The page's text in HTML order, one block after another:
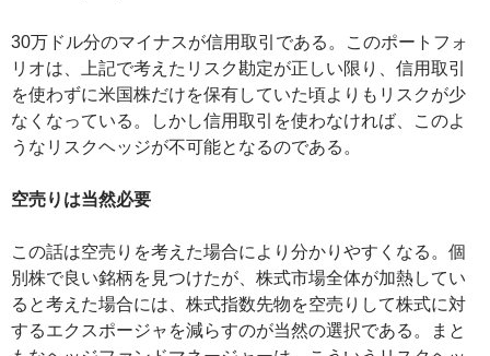
30万ドル分のマイナスが信用取引である。このポートフォ
リオは、上記で考えたリスク勘定が正しい限り、信用取引
を使わずに米国株だけを保有していた頃よりもリスクが少
なくなっている。しかし信用取引を使わなければ、このよ
うなリスクヘッジが不可能となるのである。
空売りは当然必要
この話は空売りを考えた場合により分かりやすくなる。個
別株で良い銘柄を見つけたが、株式市場全体が加熱してい
ると考えた場合には、株式指数先物を空売りして株式に対
するエクスポージャを減らすのが当然の選択である。まと